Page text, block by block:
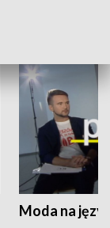
Moda na